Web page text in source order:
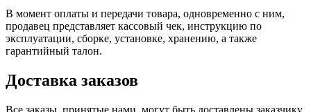
В момент оплаты и передачи товара, одновременно с ним,
продавец представляет кассовый чек, инструкцию по
эксплуатации, сборке, установке, хранению, а также
гарантийный талон.
Доставка заказов
Все заказы, принятые нами, могут быть доставлены заказчику